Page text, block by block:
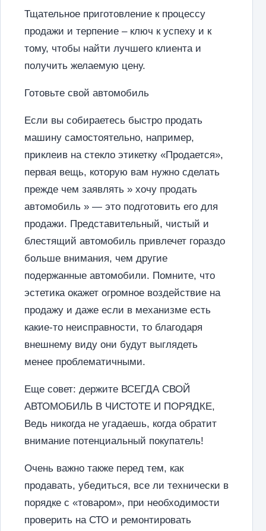
Тщательное приготовление к процессу
продажи и терпение – ключ к успеху и к
тому, чтобы найти лучшего клиента и
получить желаемую цену.
Готовьте свой автомобиль
Если вы собираетесь быстро продать
машину самостоятельно, например,
приклеив на стекло этикетку «Продается»,
первая вещь, которую вам нужно сделать
прежде чем заявлять » хочу продать
автомобиль » — это подготовить его для
продажи. Представительный, чистый и
блестящий автомобиль привлечет гораздо
больше внимания, чем другие
подержанные автомобили. Помните, что
эстетика окажет огромное воздействие на
продажу и даже если в механизме есть
какие-то неисправности, то благодаря
внешнему виду они будут выглядеть
менее проблематичными.
Еще совет: держите ВСЕГДА СВОЙ
АВТОМОБИЛЬ В ЧИСТОТЕ И ПОРЯДКЕ,
Ведь никогда не угадаешь, когда обратит
внимание потенциальный покупатель!
Очень важно также перед тем, как
продавать, убедиться, все ли технически в
порядке с «товаром», при необходимости
проверить на СТО и ремонтировать